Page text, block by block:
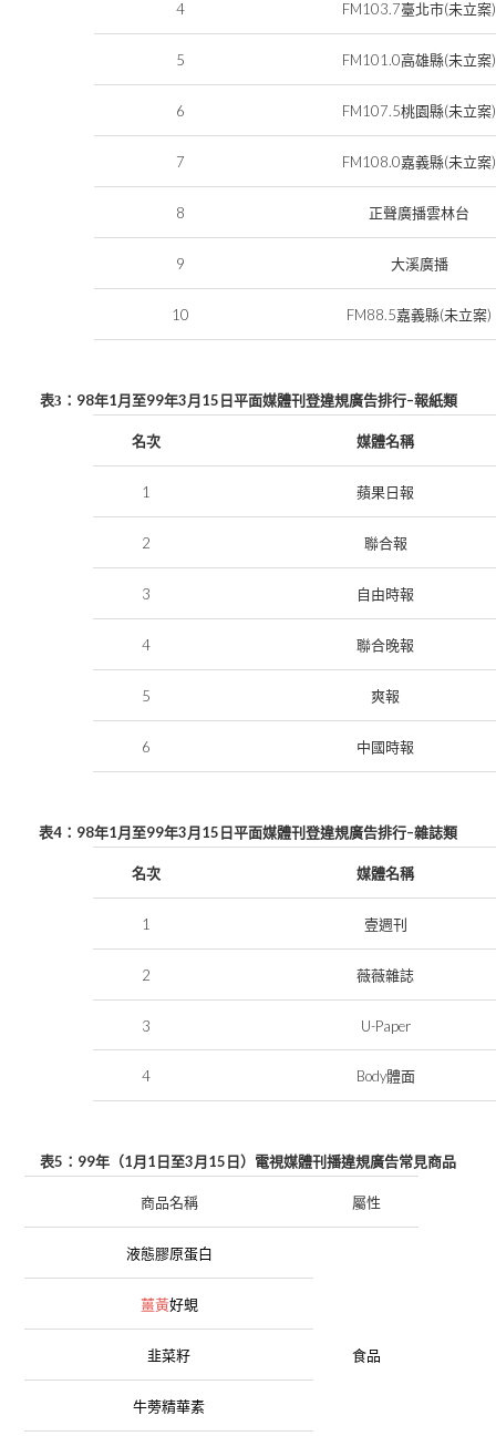
4 FM103.7臺北市(未立案)
5 FM101.0高雄縣(未立案)
6 FM107.5桃園縣(未立案)
7 FM108.0嘉義縣(未立案)
8 正聲廣播雲林台
9 大溪廣播
10 FM88.5嘉義縣(未立案)
表3 ： 98年1月至99年3月 15 日 平面媒體刊登違規廣告排行–報紙類
名次 媒體名稱
1 蘋果日報
2 聯合報
3 自由時報
4 聯合晚報
5 爽報
6 中國時報
表4 ： 98年1月至99年3月 15 日 平面媒體刊登違規廣告排行–雜誌類
名次 媒體名稱
1 壹週刊
2 薇薇雜誌
3 U-Paper
4 Body體面
表5 ： 99年（1月 1 日 至3月 15 日 ）電視媒體刊播違規廣告常見商品
商品名稱 屬性
液態膠原蛋白
食品
薑黃好蜆
韭菜籽
牛蒡精華素